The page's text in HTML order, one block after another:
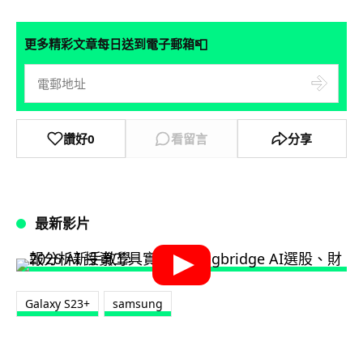
更多精彩文章每日送到電子郵箱📮
讚好0 看留言 分享
最新影片
Galaxy S23+ samsung